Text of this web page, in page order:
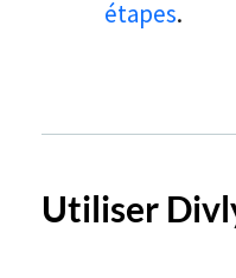
étapes.
Utiliser